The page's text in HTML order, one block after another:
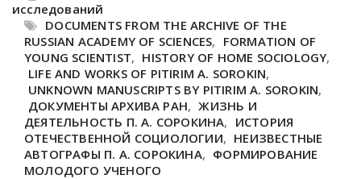
исследований
DOCUMENTS FROM THE ARCHIVE OF THE
RUSSIAN ACADEMY OF SCIENCES, FORMATION OF
YOUNG SCIENTIST, HISTORY OF HOME SOCIOLOGY,
LIFE AND WORKS OF PITIRIM A. SOROKIN,
UNKNOWN MANUSCRIPTS BY PITIRIM A. SOROKIN,
ДОКУМЕНТЫ АРХИВА РАН, ЖИЗНЬ И
ДЕЯТЕЛЬНОСТЬ П. А. СОРОКИНА, ИСТОРИЯ
ОТЕЧЕСТВЕННОЙ СОЦИОЛОГИИ, НЕИЗВЕСТНЫЕ
АВТОГРАФЫ П. А. СОРОКИНА, ФОРМИРОВАНИЕ
МОЛОДОГО УЧЕНОГО